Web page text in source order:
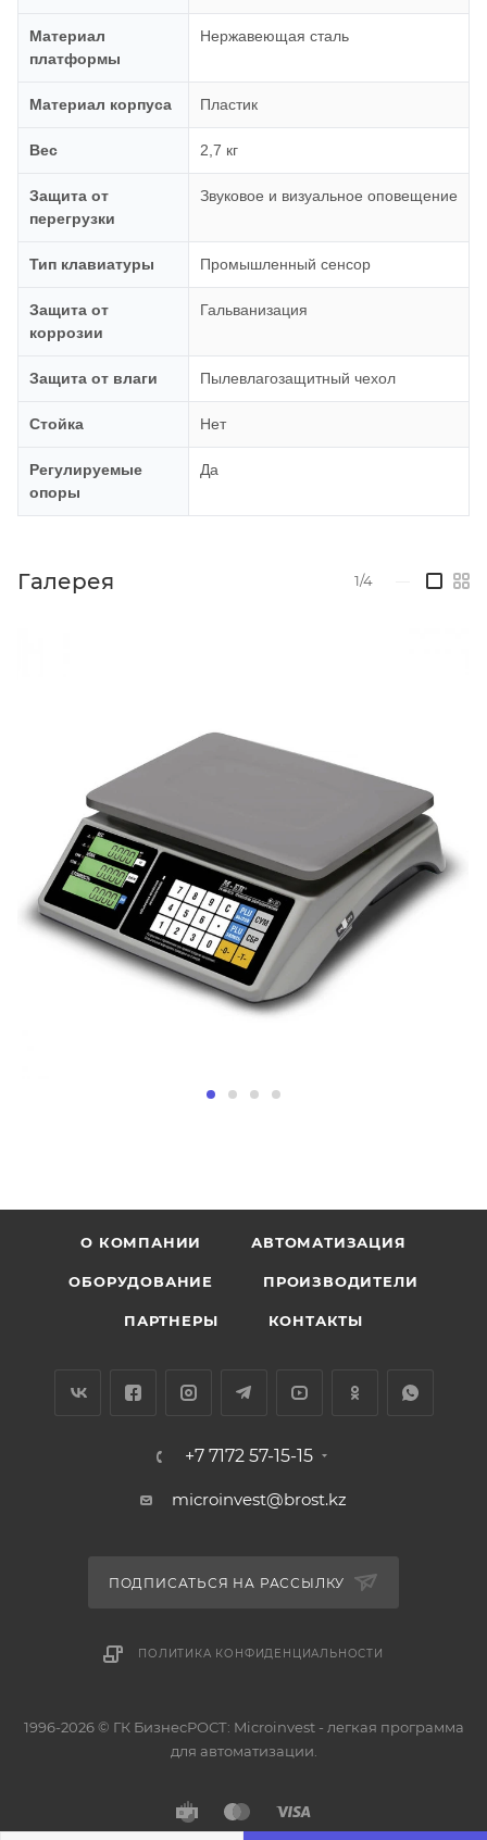
Материал
платформы
Нержавеющая сталь
Материал корпуса Пластик
Вес 2,7 кг
Защита от
перегрузки
Звуковое и визуальное оповещение
Тип клавиатуры Промышленный сенсор
Защита от
коррозии
Гальванизация
Защита от влаги Пылевлагозащитный чехол
Стойка Нет
Регулируемые
опоры
Да
Галерея 1/4
О КОМПАНИИ АВТОМАТИЗАЦИЯ
ОБОРУДОВАНИЕ ПРОИЗВОДИТЕЛИ
ПАРТНЕРЫ КОНТАКТЫ
+7 7172 57-15-15
microinvest@brost.kz
ПОДПИСАТЬСЯ НА РАССЫЛКУ
ПОЛИТИКА КОНФИДЕНЦИАЛЬНОСТИ
1996-2026 © ГК БизнесРОСТ: Microinvest - легкая программа
для автоматизации.